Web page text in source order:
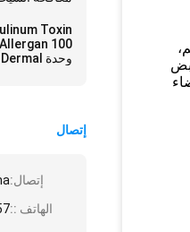
Toxin
100
إتصال
إتصال:
الهاتف ::